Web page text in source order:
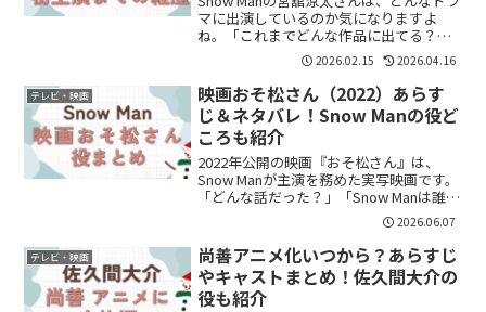
マに出演しているのか気になりますよ
ね。「これまでどんな作品に出てる？」
「役どころも知りたい」という方も多い
と思います。この記事では、宮舘涼太さ
んのドラマ出演作品を一覧でわかりやす
くまとめます。宮舘...
2026.02.15 2026.04.16
テレビ・映画
映画おそ松さん（2022）あらす
じ＆ネタバレ！Snow Manの役ど
ころも紹介
2022年公開の映画『おそ松さん』は、
Snow Manが主演を務めた実写映画です。
「どんな話だった？」「Snow Manは誰が
何役？」「ネタバレ込みで結末を知りた
い」という方も多いのではないでしょう
か。結論から言うと、映画『おそ松さ
ん』はギ...
2026.06.07
テレビ・映画
尚善アニメ化いつから？あらすじ
やキャストまとめ！佐久間大介の
役も紹介